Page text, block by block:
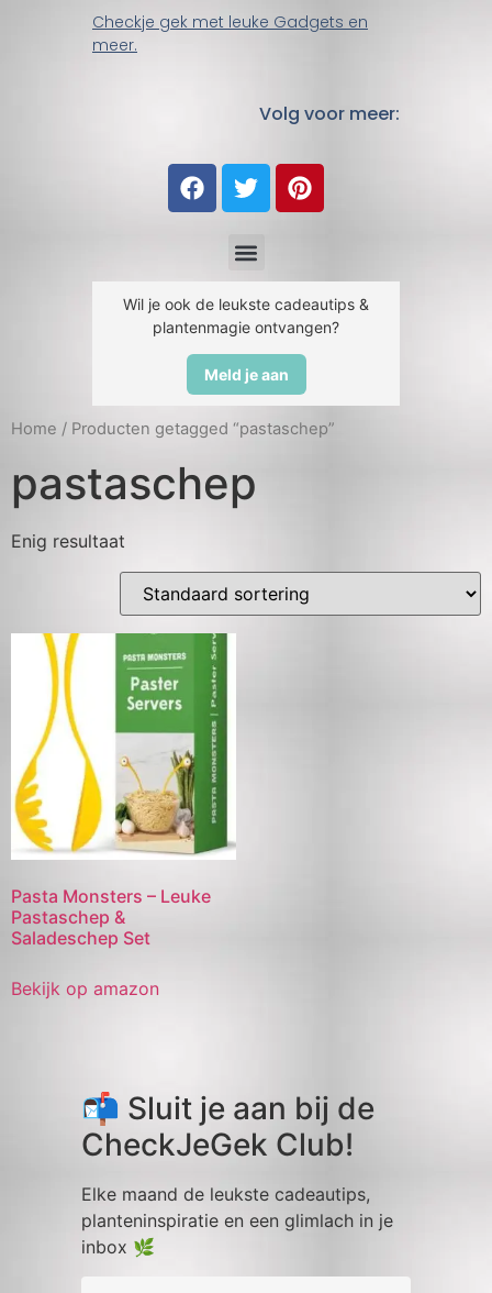
Checkje gek met leuke Gadgets en
meer.
Volg voor meer:
Wil je ook de leukste cadeautips &
plantenmagie ontvangen?
Meld je aan
Home / Producten getagged “pastaschep”
pastaschep
Enig resultaat
Pasta Monsters – Leuke
Pastaschep &
Saladeschep Set
Bekijk op amazon
📬 Sluit je aan bij de
CheckJeGek Club!
Elke maand de leukste cadeautips,
planteninspiratie en een glimlach in je
inbox 🌿